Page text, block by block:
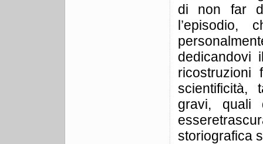
di non far
l’episodio,
dedicandovi
scientificità,
gravi, quali
storiografica